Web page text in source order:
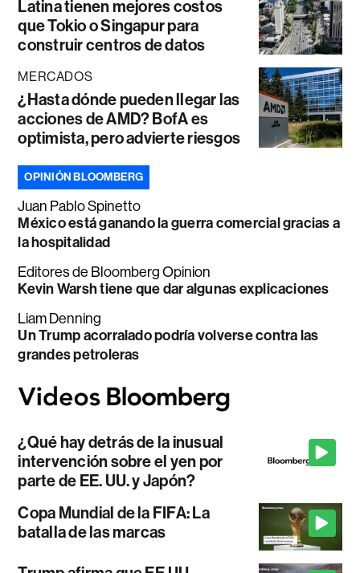
Latina tienen mejores costos
que Tokio o Singapur para
construir centros de datos
MERCADOS
¿Hasta dónde pueden llegar las
acciones de AMD? BofA es
optimista, pero advierte riesgos
OPINIÓN BLOOMBERG
Juan Pablo Spinetto
México está ganando la guerra comercial gracias a
la hospitalidad
Editores de Bloomberg Opinion
Kevin Warsh tiene que dar algunas explicaciones
Liam Denning
Un Trump acorralado podría volverse contra las
grandes petroleras
¿Qué hay detrás de la inusual
intervención sobre el yen por
parte de EE. UU. y Japón?
Copa Mundial de la FIFA: La
batalla de las marcas